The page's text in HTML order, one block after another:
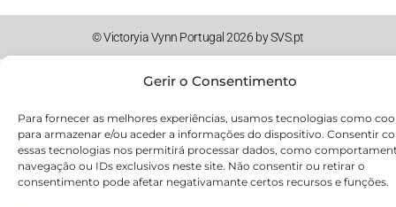
Gerir o Consentimento
Para fornecer as melhores experiências, usamos tecnologias como
para armazenar e/ou aceder a informações do dispositivo. Consentir
essas tecnologias nos permitirá processar dados, como
navegação ou IDs exclusivos neste site. Não consentir ou retirar o
consentimento pode afetar negativamante certos recursos e funções.
© Victoryia Vynn Portugal 2026 by SVS.pt